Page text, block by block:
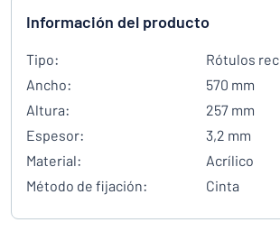
Información del producto
Tipo:
Rótulos
Ancho:
570 mm
Altura:
257 mm
Espesor:
3,2 mm
Material:
Acrílico
Método de fijación:
Cinta